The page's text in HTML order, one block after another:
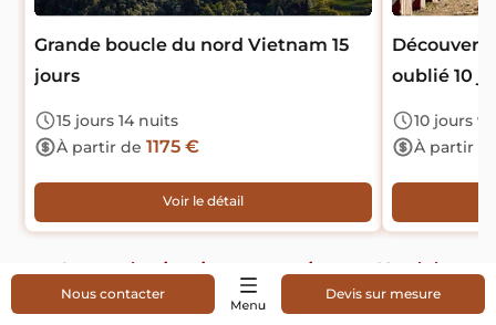
Grande boucle du nord Vietnam 15
jours
15 jours 14 nuits
À partir de 1175 €
Voir le détail
oublié 10
10 jours 9
À partir
>>> Autres destinations attractives au Nord du
Vietnam:
Nous contacter Devis sur mesure